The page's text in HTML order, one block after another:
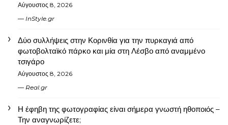
Αύγουστος 8, 2026
InStyle.gr
Δύο συλλήψεις στην Κορινθία για την πυρκαγιά από
φωτοβολταϊκό πάρκο και μία στη Λέσβο από αναμμένο
τσιγάρο
Αύγουστος 8, 2026
Real.gr
Η έφηβη της φωτογραφίας είναι σήμερα γνωστή ηθοποιός –
Την αναγνωρίζετε;